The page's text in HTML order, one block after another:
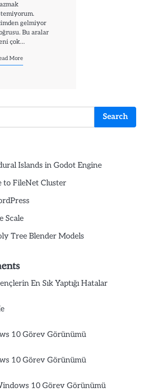
gelmiyor
Bu aralar
çok…
More
Search
Islands in Godot Engine
to FileNet Cluster
Scale
Tree Blender Models
En Sık Yaptığı Hatalar
10 Görev Görünümü
10 Görev Görünümü
10 Görev Görünümü